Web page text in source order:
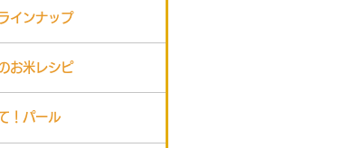
インナップ
お米レシピ
！パール